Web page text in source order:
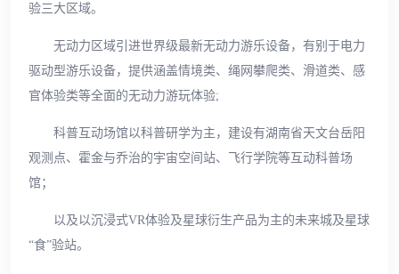
验三大区域。
无动力区域引进世界级最新无动力游乐设备，有别于电力
驱动型游乐设备，提供涵盖情境类、绳网攀爬类、滑道类、感
官体验类等全面的无动力游玩体验;
科普互动场馆以科普研学为主，建设有湖南省天文台岳阳
观测点、霍金与乔治的宇宙空间站、飞行学院等互动科普场
馆；
以及以沉浸式VR体验及星球衍生产品为主的未来城及星球
“食”验站。